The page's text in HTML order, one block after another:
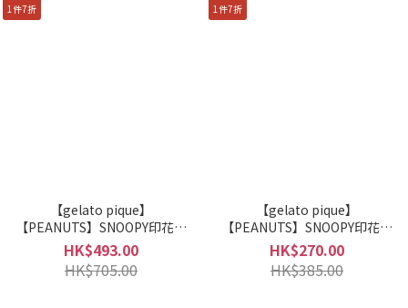
1件7折
【gelato pique】
【PEANUTS】SNOOPY印花媽
媽袋 PPGG259218
HK$493.00
HK$705.00
1件7折
【gelato pique】
【PEANUTS】SNOOPY印花尿
布袋 PPGG259217
HK$270.00
HK$385.00